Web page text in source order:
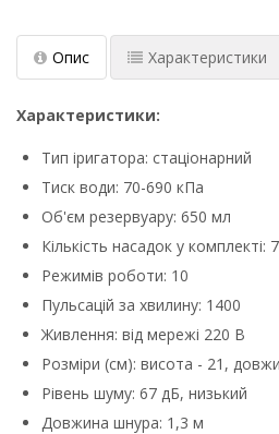
Опис Характеристики
Характеристики:
Тип іригатора: стаціонарний
Тиск води: 70-690 кПа
Об'єм резервуару: 650 мл
Кількість насадок у комплекті: 7
Режимів роботи: 10
Пульсацій за хвилину: 1400
Живлення: від мережі 220 В
Розміри (см): висота - 21,
Рівень шуму: 67 дБ, низький
Довжина шнура: 1,3 м